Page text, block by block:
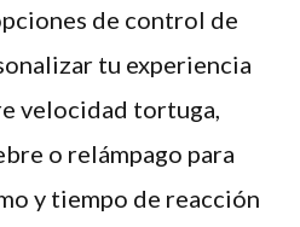
de control de
tu experiencia
velocidad tortuga,
o relámpago para
y tiempo de reacción